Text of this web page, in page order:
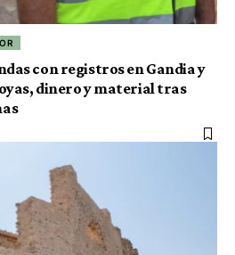
con registros en Gandia y
dinero y material tras